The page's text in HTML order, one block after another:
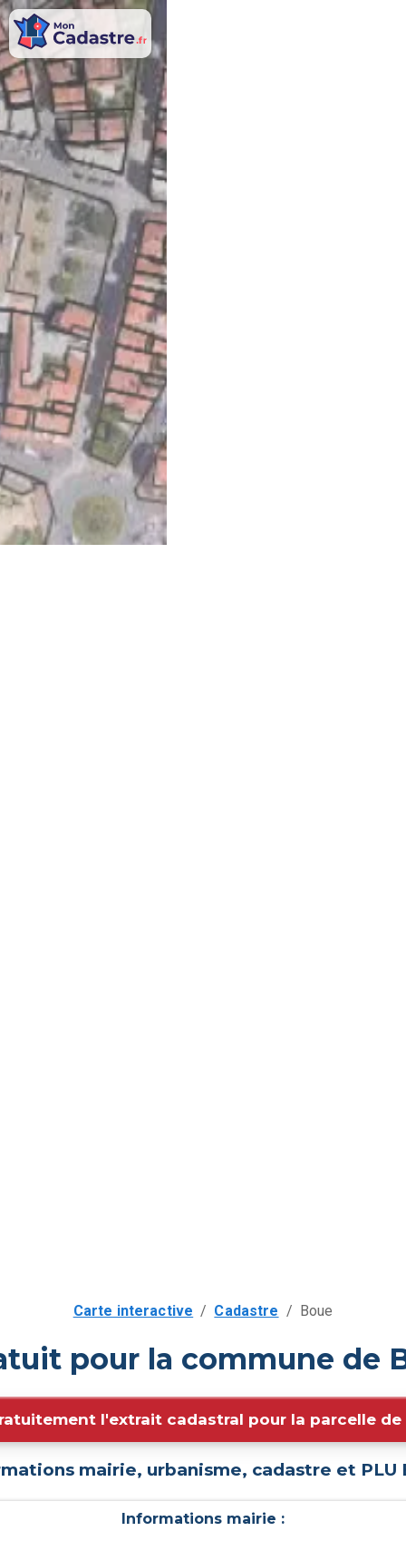
Carte interactive / Cadastre / Boue
pour la commune de
l'extrait cadastral pour la parcelle de
mairie, urbanisme, cadastre et PLU
Informations mairie :